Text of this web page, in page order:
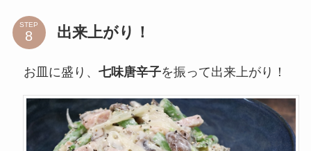
STEP 出来上がり！
お皿に盛り、 七味唐辛子を振って出来上がり！